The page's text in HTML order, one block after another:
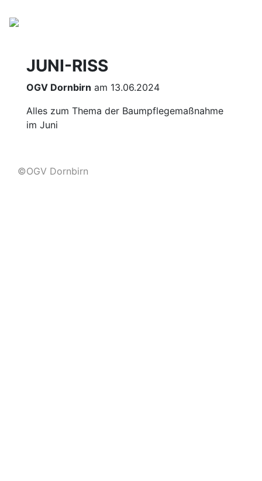
JUNI-RISS
OGV Dornbirn am 13.06.2024
Alles zum Thema der Baumpflegemaßnahme
im Juni
©OGV Dornbirn